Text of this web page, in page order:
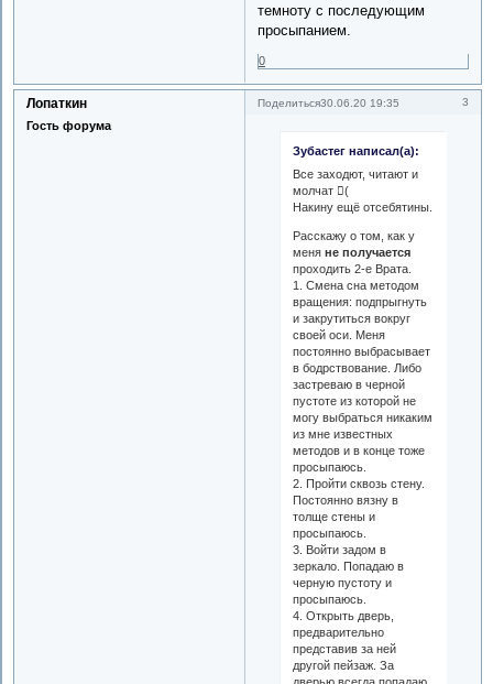
темноту с последующим
просыпанием.
0
Поделиться 3
30.06.20 19:35
Лопаткин
Гость форума
Зубастег написал(а):
Все заходют, читают и
молчат (
Накину ещё отсебятины.
Расскажу о том, как у
меня не получается
проходить 2-е Врата.
1. Смена сна методом
вращения: подпрыгнуть
и закрутиться вокруг
своей оси. Меня
постоянно выбрасывает
в бодрствование. Либо
застреваю в черной
пустоте из которой не
могу выбраться никаким
из мне известных
методов и в конце тоже
просыпаюсь.
2. Пройти сквозь стену.
Постоянно вязну в
толще стены и
просыпаюсь.
3. Войти задом в
зеркало. Попадаю в
черную пустоту и
просыпаюсь.
4. Открыть дверь,
предварительно
представив за ней
другой пейзаж. За